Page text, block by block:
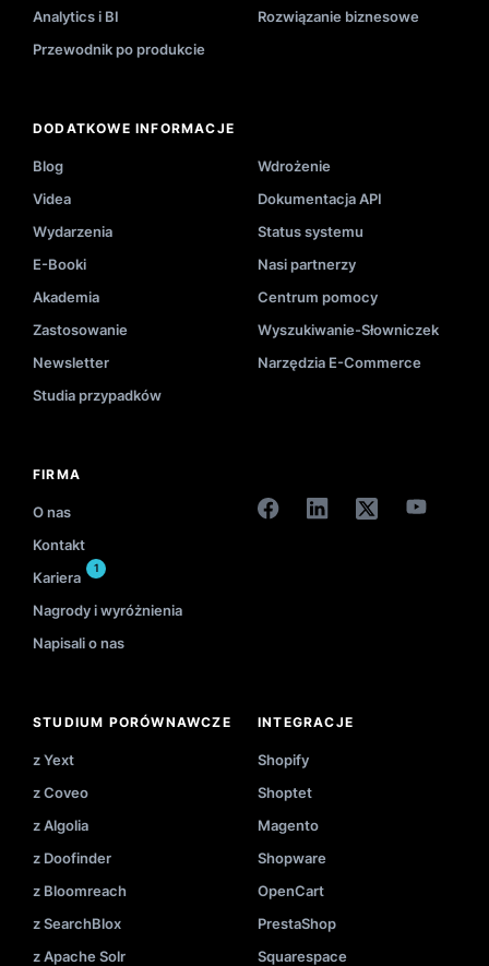
Analytics i BI
Rozwiązanie biznesowe
Przewodnik po produkcie
DODATKOWE INFORMACJE
Blog
Wdrożenie
Videa
Dokumentacja API
Wydarzenia
Status systemu
E-Booki
Nasi partnerzy
Akademia
Centrum pomocy
Zastosowanie
Wyszukiwanie-Słowniczek
Newsletter
Narzędzia E-Commerce
Studia przypadków
FIRMA
O nas
Kontakt
Kariera
1
Nagrody i wyróżnienia
Napisali o nas
STUDIUM PORÓWNAWCZE
z Yext
z Coveo
z Algolia
z Doofinder
z Bloomreach
z SearchBlox
z Apache Solr
INTEGRACJE
Shopify
Shoptet
Magento
Shopware
OpenCart
PrestaShop
Squarespace